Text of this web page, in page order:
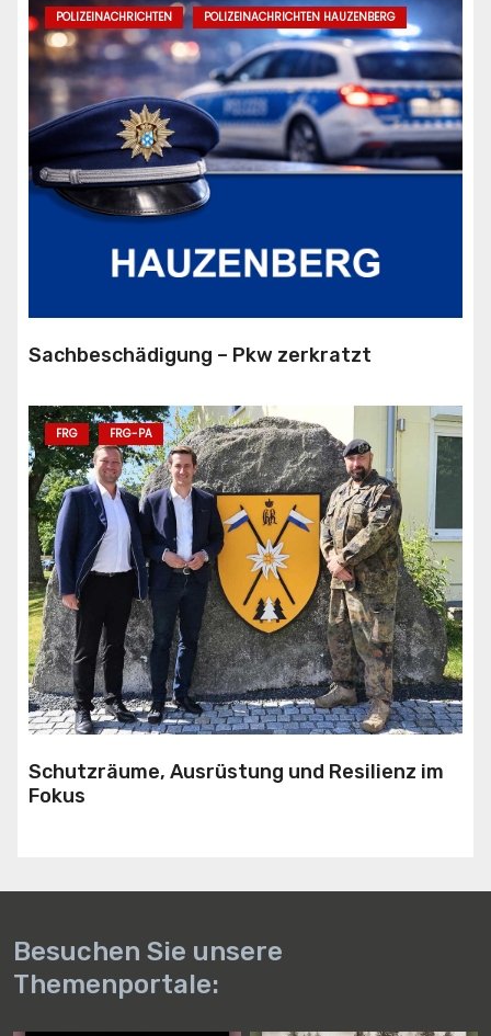
POLIZEINACHRICHTEN POLIZEINACHRICHTEN HAUZENBERG
Sachbeschädigung – Pkw zerkratzt
FRG FRG-PA
Schutzräume, Ausrüstung und Resilienz im
Fokus
Besuchen Sie unsere
Themenportale: